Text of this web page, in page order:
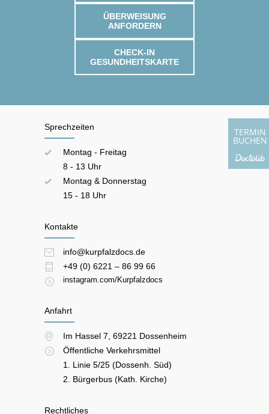
ÜBERWEISUNG
ANFORDERN
CHECK-IN
GESUNDHEITSKARTE
Sprechzeiten
8 - 13 Uhr
15 - 18 Uhr
Kontakte
info@kurpfalzdocs.de
+49 (0) 6221 – 86 99 66
instagram.com/Kurpfalzdocs
Anfahrt
Im Hassel 7, 69221 Dossenheim
Öffentliche Verkehrsmittel
1. Linie 5/25 (Dossenh. Süd)
2. Bürgerbus (Kath. Kirche)
Rechtliches
TERMIN
BUCHEN